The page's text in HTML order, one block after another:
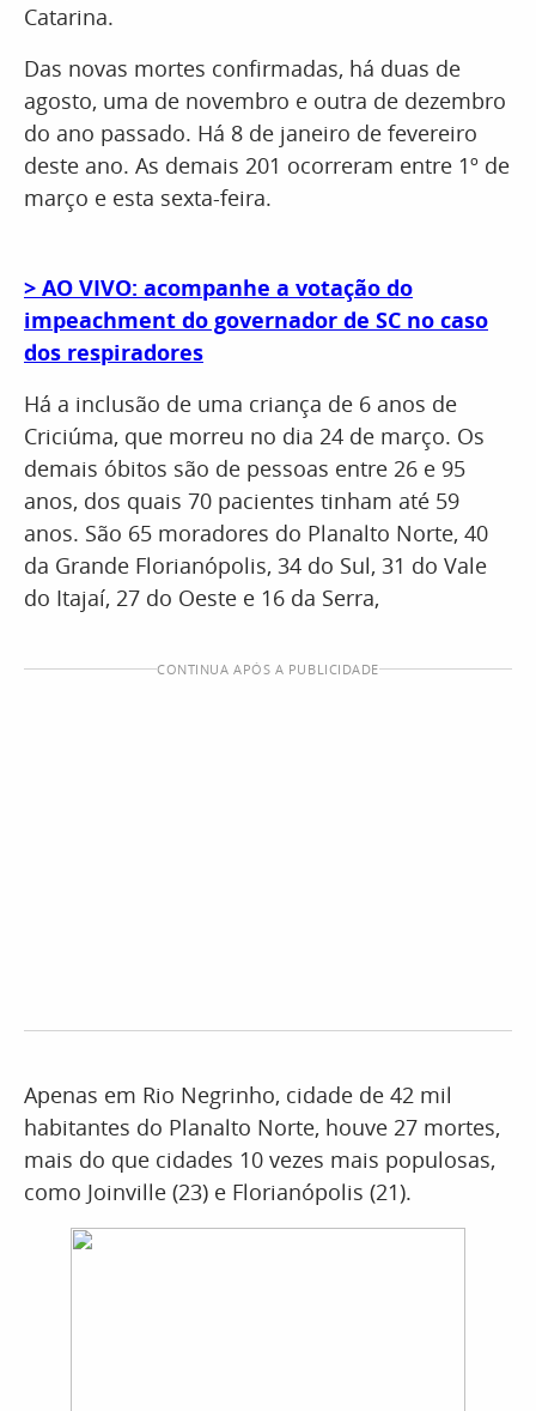
Catarina.
Das novas mortes confirmadas, há duas de
agosto, uma de novembro e outra de dezembro
do ano passado. Há 8 de janeiro de fevereiro
deste ano. As demais 201 ocorreram entre 1º de
março e esta sexta-feira.
> AO VIVO: acompanhe a votação do
impeachment do governador de SC no caso
dos respiradores
Há a inclusão de uma criança de 6 anos de
Criciúma, que morreu no dia 24 de março. Os
demais óbitos são de pessoas entre 26 e 95
anos, dos quais 70 pacientes tinham até 59
anos. São 65 moradores do Planalto Norte, 40
da Grande Florianópolis, 34 do Sul, 31 do Vale
do Itajaí, 27 do Oeste e 16 da Serra,
CONTINUA APÓS A PUBLICIDADE
Apenas em Rio Negrinho, cidade de 42 mil
habitantes do Planalto Norte, houve 27 mortes,
mais do que cidades 10 vezes mais populosas,
como Joinville (23) e Florianópolis (21).